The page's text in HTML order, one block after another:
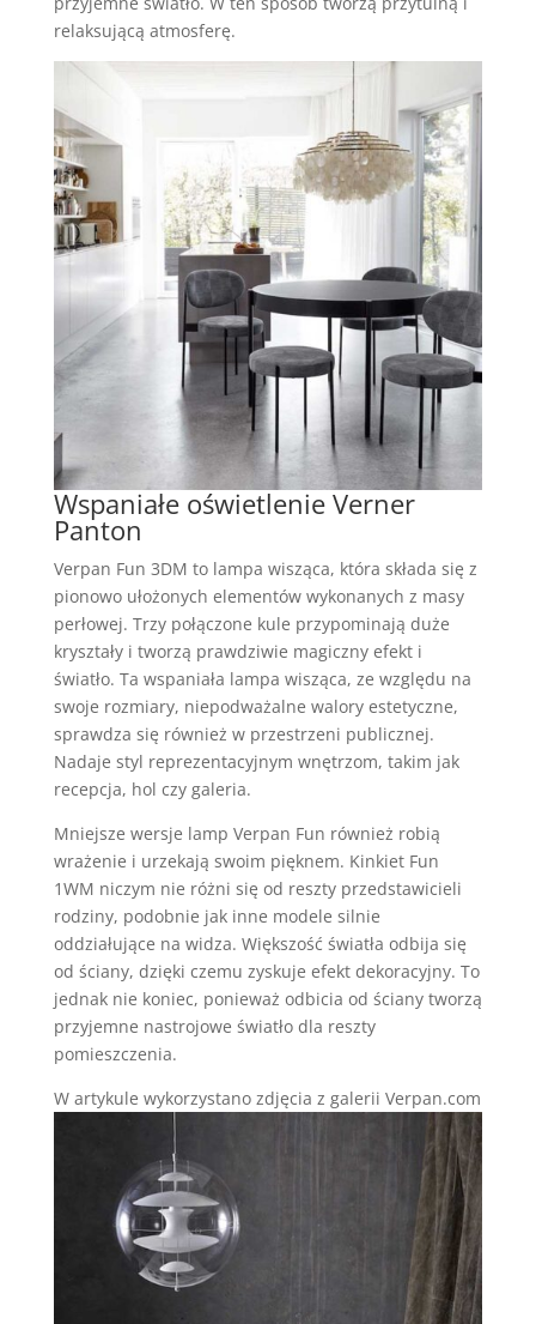
relaksującą atmosferę.
Wspaniałe oświetlenie Verner
Panton
Verpan Fun 3DM to lampa wisząca, która składa się z
pionowo ułożonych elementów wykonanych z masy
perłowej. Trzy połączone kule przypominają duże
kryształy i tworzą prawdziwie magiczny efekt i
światło. Ta wspaniała lampa wisząca, ze względu na
swoje rozmiary, niepodważalne walory estetyczne,
sprawdza się również w przestrzeni publicznej.
Nadaje styl reprezentacyjnym wnętrzom, takim jak
recepcja, hol czy galeria.
Mniejsze wersje lamp Verpan Fun również robią
wrażenie i urzekają swoim pięknem. Kinkiet Fun
1WM niczym nie różni się od reszty przedstawicieli
rodziny, podobnie jak inne modele silnie
oddziałujące na widza. Większość światła odbija się
od ściany, dzięki czemu zyskuje efekt dekoracyjny. To
jednak nie koniec, ponieważ odbicia od ściany tworzą
przyjemne nastrojowe światło dla reszty
pomieszczenia.
W artykule wykorzystano zdjęcia z galerii Verpan.com